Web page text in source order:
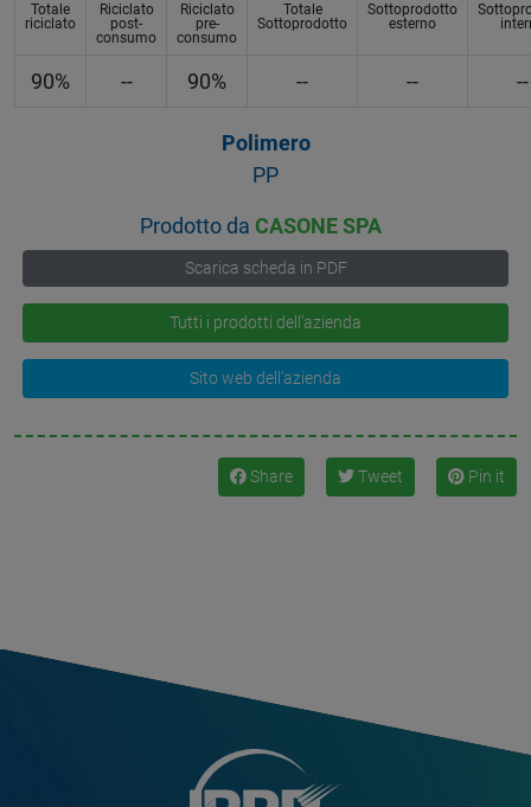
Totale
riciclato
Riciclato
post-
consumo
Riciclato
pre-
consumo
Totale
Sottoprodotto
Sottoprodotto
esterno
90% -- 90% -- -- --
Polimero
PP
Prodotto daCASONE SPA
Scarica scheda in PDF
Tutti i prodotti dell'azienda
Sito web dell'azienda
Share Tweet Pin it